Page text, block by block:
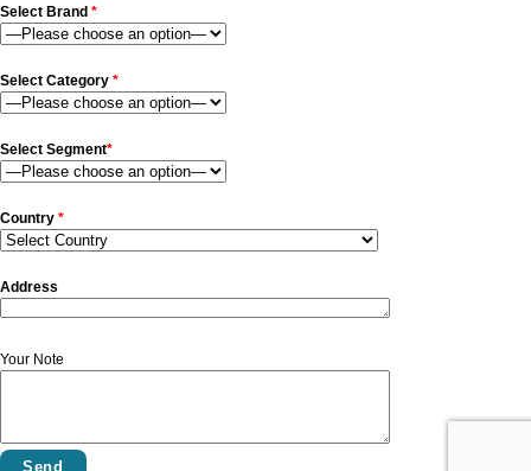
Select Brand
Select Category
Select Segment
Country
Address
Your Note